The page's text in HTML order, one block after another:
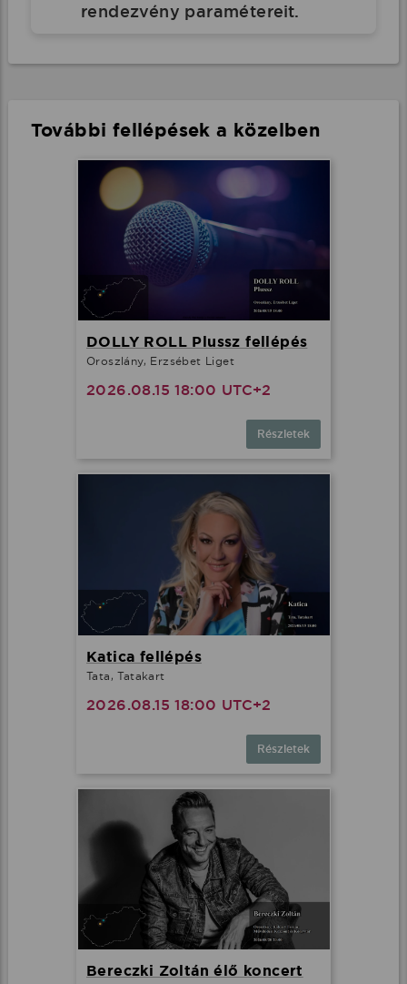
rendezvény paramétereit.
További fellépések a közelben
DOLLY ROLL Plussz fellépés
Oroszlány, Erzsébet Liget
2026.08.15 18:00 UTC+2
Részletek
Katica fellépés
Tata, Tatakart
2026.08.15 18:00 UTC+2
Részletek
Bereczki Zoltán élő koncert